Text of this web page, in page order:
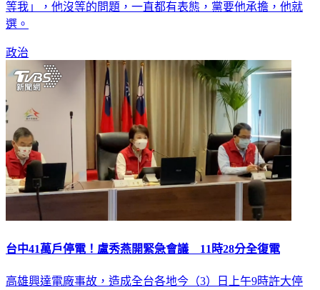
等我」，他沒等的問題，一直都有表態，黨要他承擔，他就
選。
政治
台中41萬戶停電！盧秀燕開緊急會議 11時28分全復電
高雄興達電廠事故，造成全台各地今（3）日上午9時許大停